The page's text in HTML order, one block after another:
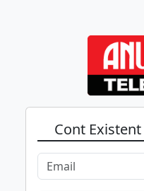
Cont Existent